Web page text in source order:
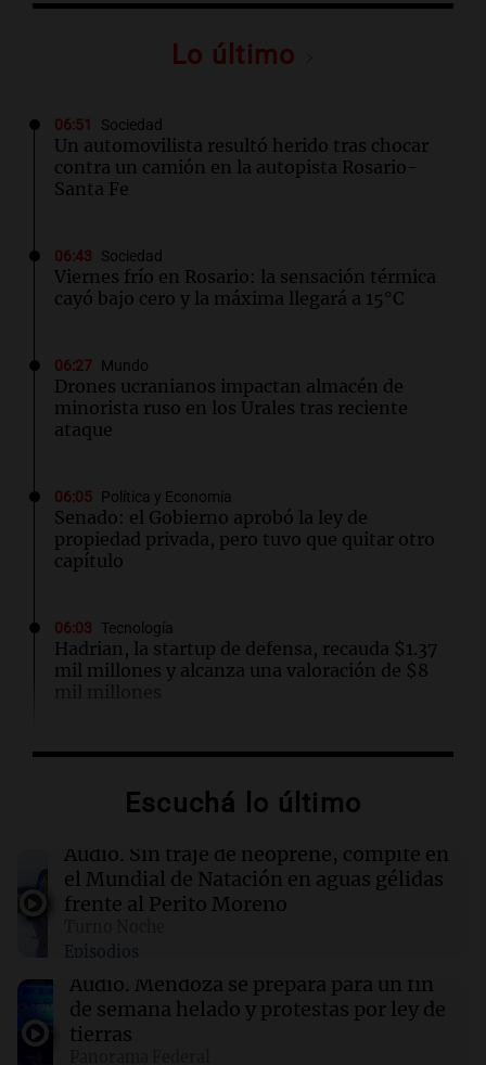
Lo último
06:51 Sociedad
Un automovilista resultó herido tras chocar
contra un camión en la autopista Rosario-
Santa Fe
06:43 Sociedad
Viernes frío en Rosario: la sensación térmica
cayó bajo cero y la máxima llegará a 15°C
06:27 Mundo
Drones ucranianos impactan almacén de
minorista ruso en los Urales tras reciente
ataque
06:05 Política y Economía
Senado: el Gobierno aprobó la ley de
propiedad privada, pero tuvo que quitar otro
capítulo
06:03 Tecnología
Hadrian, la startup de defensa, recauda $1.37
mil millones y alcanza una valoración de $8
mil millones
06:01 Libros
en la Sicilia de 1924
06:00 Libros
Punto Bobo: un retrato de mujeres marcadas
por secretos y sufrimiento
05:58 Mundo
Explosión en Damasco: 14 heridos y
corrección de datos por parte del Ministerio
de Salud
Escuchá lo último
Audio. Sin traje de neoprene, compite en
el Mundial de Natación en aguas gélidas
frente al Perito Moreno
Episodios
Audio. Mendoza se prepara para un fin
de semana helado y protestas por ley de
tierras